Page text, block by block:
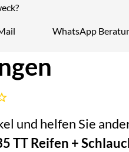
WhatsApp
abgegeben
und helfen Sie
TT Reifen +